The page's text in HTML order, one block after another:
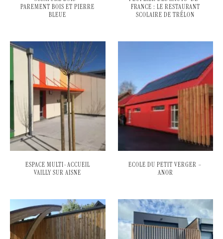
PAREMENT BOIS ET PIERRE
BLEUE
FRANCE : LE RESTAURANT
SCOLAIRE DE TRÉLON
ESPACE MULTI-ACCUEIL
VAILLY SUR AISNE
ECOLE DU PETIT VERGER –
ANOR